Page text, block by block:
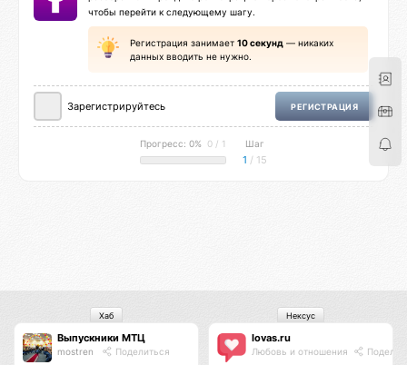
чтобы перейти к следующему шагу.
Регистрация занимает 10 секунд — никаких
данных вводить не нужно.
Зарегистрируйтесь РЕГИСТРАЦИЯ
Прогресс: 0% 0 / 1 Шаг
1 / 15
Выпускники МТЦ
mostren Поделиться
Хаб
lovas.ru
Любовь и отношения
Нексус